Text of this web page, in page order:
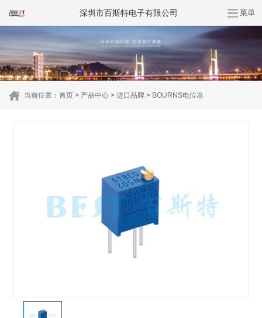
当前位置： 首页 > 产品中心 > 进口品牌 > BOURNS电位器
深圳市百斯特电子有限公司